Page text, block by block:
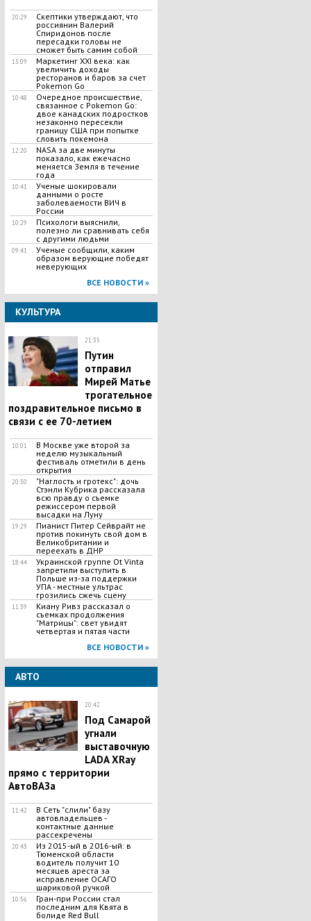
20:29
Скептики утверждают, что
россиянин Валерий
Спиридонов после
пересадки головы не
сможет быть самим собой
13:09
Маркетинг XXI века: как
увеличить доходы
ресторанов и баров за счет
Pokemon Go
10:48
Очередное происшествие,
связанное с Pokemon Go:
двое канадских подростков
незаконно пересекли
границу США при попытке
словить покемона
12:20
NASA за две минуты
показало, как ежечасно
меняется Земля в течение
года
10:41
Ученые шокировали
данными о росте
заболеваемости ВИЧ в
России
10:29
Психологи выяснили,
полезно ли сравнивать себя
с другими людьми
09:41
Ученые сообщили, каким
образом верующие победят
неверующих
ВСЕ НОВОСТИ »
КУЛЬТУРА
21:35
Путин
отправил
Мирей Матье
трогательное
поздравительное письмо в
связи с ее 70-летием
10:01
В Москве уже второй за
неделю музыкальный
фестиваль отметили в день
открытия
20:30
"Наглость и гротекс": дочь
Стэнли Кубрика рассказала
всю правду о съемке
режиссером первой
высадки на Луну
19:29
Пианист Питер Сейврайт не
против покинуть свой дом в
Великобритании и
переехать в ДНР
18:44
Украинской группе Ot Vinta
запретили выступить в
Польше из-за поддержки
УПА - местные ультрас
грозились сжечь сцену
11:39
Киану Ривз рассказал о
съемках продолжения
"Матрицы": свет увидят
четвертая и пятая части
ВСЕ НОВОСТИ »
АВТО
20:42
Под Самарой
угнали
выставочную
LADA XRay
прямо с территории
АвтоВАЗа
11:42
В Сеть "слили" базу
автовладельцев -
контактные данные
рассекречены
20:43
Из 2015-ый в 2016-ый: в
Тюменской области
водитель получит 10
месяцев ареста за
исправление ОСАГО
шариковой ручкой
10:56
Гран-при России стал
последним для Квята в
болиде Red Bull